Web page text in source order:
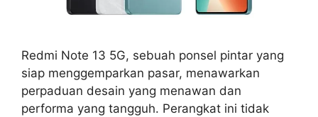
Redmi Note 13 5G, sebuah ponsel pintar yang
siap menggemparkan pasar, menawarkan
perpaduan desain yang menawan dan
performa yang tangguh. Perangkat ini tidak